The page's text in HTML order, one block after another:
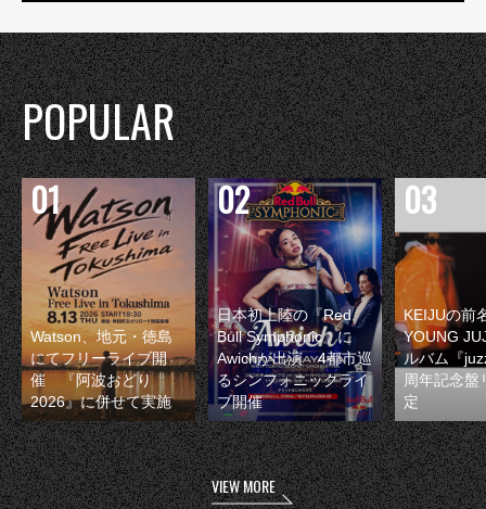
POPULAR
Watson、地元・徳島
にてフリーライブ開
催 『阿波おどり
2026』に併せて実施
日本初上陸の『Red
Bull Symphonic』に
Awichが出演 4都市巡
るシンフォニックライ
ブ開催
KEIJUの前
YOUNG
ルバム『
周年記念盤
定
VIEW MORE